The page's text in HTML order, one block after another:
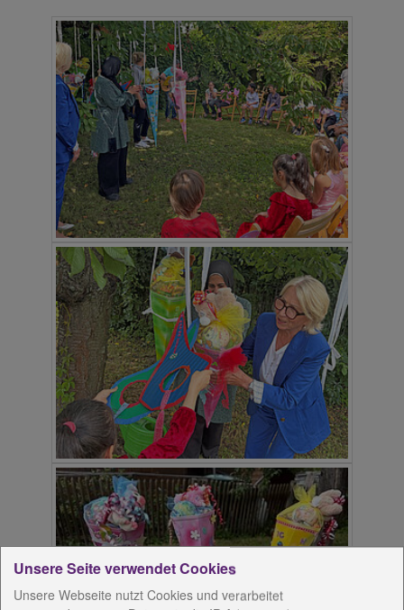
Unsere Seite verwendet Cookies
Unsere Webseite nutzt Cookies und verarbeitet